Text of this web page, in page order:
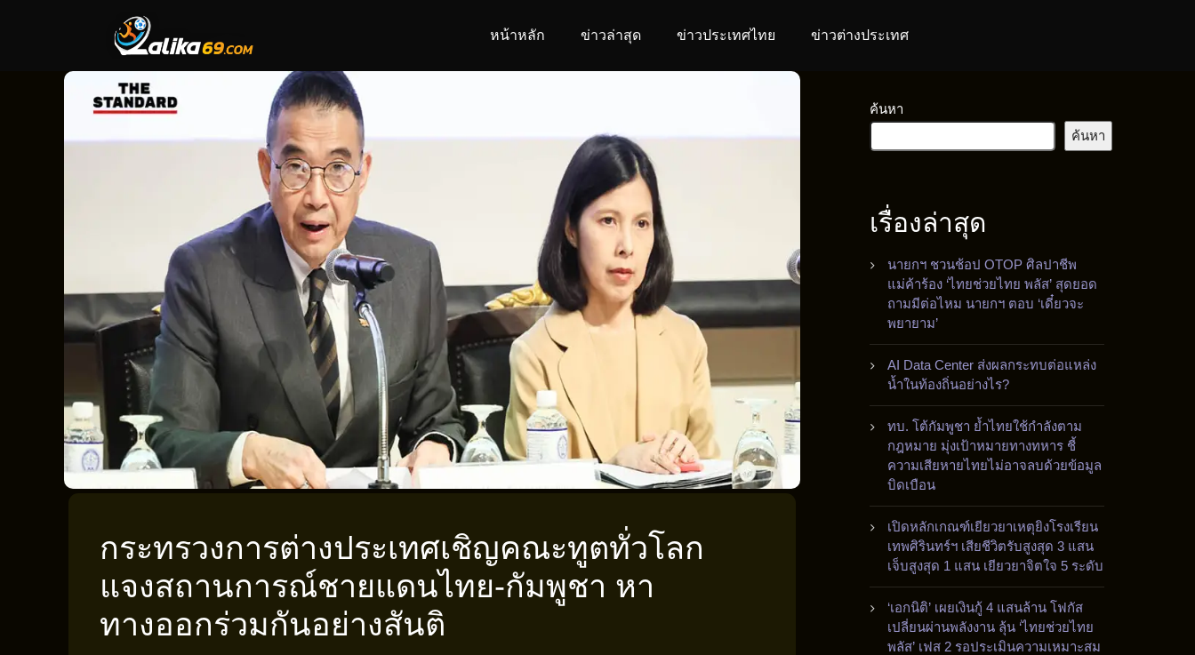
หน้าหลัก ข่าวล่าสุด ข่าวประเทศไทย ข่าวต่างประเทศ
กระทรวงการต่างประเทศเชิญคณะทูตทั่วโลก
แจงสถานการณ์ชายแดนไทย-กัมพูชา หา
ทางออกร่วมกันอย่างสันติ
ค้นหา
ค้นหา
เรื่องล่าสุด
นายกฯ ชวนช้อป OTOP ศิลปาชีพ
แม่ค้าร้อง ‘ไทยช่วยไทย พลัส’ สุดยอด
ถามมีต่อไหม นายกฯ ตอบ ‘เดี๋ยวจะ
พยายาม’
AI Data Center ส่งผลกระทบต่อแหล่ง
น้ำในท้องถิ่นอย่างไร?
ทบ. โต้กัมพูชา ย้ำไทยใช้กำลังตาม
กฎหมาย มุ่งเป้าหมายทางทหาร ชี้
ความเสียหายไทยไม่อาจลบด้วยข้อมูล
บิดเบือน
เปิดหลักเกณฑ์เยียวยาเหตุยิงโรงเรียน
เทพศิรินทร์ฯ เสียชีวิตรับสูงสุด 3 แสน
เจ็บสูงสุด 1 แสน เยียวยาจิตใจ 5 ระดับ
‘เอกนิติ’ เผยเงินกู้ 4 แสนล้าน โฟกัส
เปลี่ยนผ่านพลังงาน ลุ้น ‘ไทยช่วยไทย
พลัส’ เฟส 2 รอประเมินความเหมาะสม